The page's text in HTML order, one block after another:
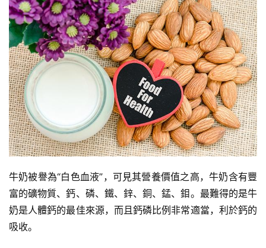
減
脂
計
劃
有
氧
運
動
訓
練
心
得
力
牛奶被譽為“白色血液”，可見其營養價值之高，牛奶含有豐
富的礦物質、鈣、磷、鐵、鋅、銅、錳、鉬。最難得的是牛
奶是人體鈣的最佳來源，而且鈣磷比例非常適當，利於鈣的
吸收。